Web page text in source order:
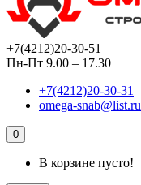
+7(4212)20-30-51
Пн-Пт 9.00 – 17.30
+7(4212)20-30-31
omega-snab@list.ru
0
В корзине пусто!